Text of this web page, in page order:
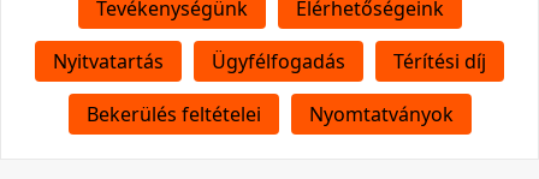
Tevékenységünk
Elérhetőségeink
Nyitvatartás
Ügyfélfogadás
Térítési díj
Bekerülés feltételei
Nyomtatványok